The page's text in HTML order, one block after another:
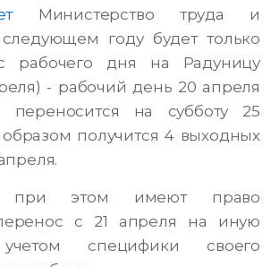
Министерство труда и
году будет только
рабочего дня на Радуницу
- рабочий день 20 апреля
переносится на субботу 25
получится 4 выходных
при этом имеют право
с 21 апреля на иную
специфики своего